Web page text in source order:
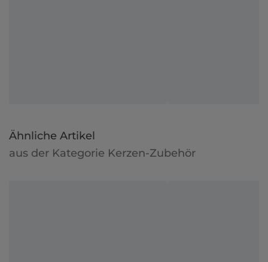
Ähnliche Artikel
aus der Kategorie Kerzen-Zubehör